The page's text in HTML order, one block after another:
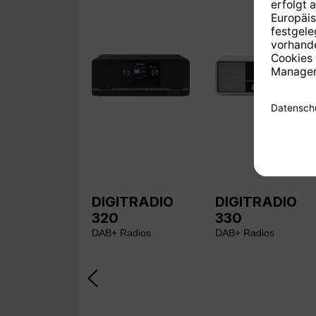
DIGITRADIO
320
DAB+ Radios
DIGITRADIO
330
DAB+ Radios